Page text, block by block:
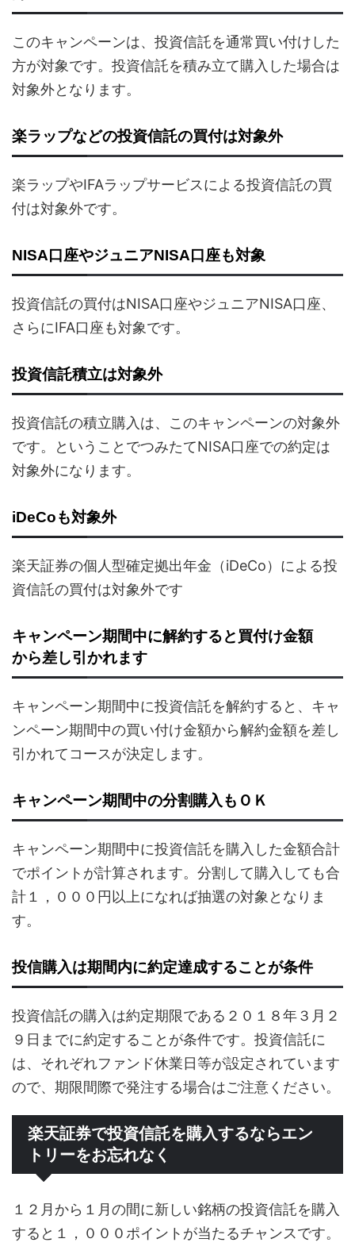
このキャンペーンは、投資信託を通常買い付けした
方が対象です。投資信託を積み立て購入した場合は
対象外となります。
楽ラップなどの投資信託の買付は対象外
楽ラップやIFAラップサービスによる投資信託の買
付は対象外です。
NISA口座やジュニアNISA口座も対象
投資信託の買付はNISA口座やジュニアNISA口座、
さらにIFA口座も対象です。
投資信託積立は対象外
投資信託の積立購入は、このキャンペーンの対象外
です。ということでつみたてNISA口座での約定は
対象外になります。
iDeCoも対象外
楽天証券の個人型確定拠出年金（iDeCo）による投
資信託の買付は対象外です
キャンペーン期間中に解約すると買付け金額
から差し引かれます
キャンペーン期間中に投資信託を解約すると、キャ
ンペーン期間中の買い付け金額から解約金額を差し
引かれてコースが決定します。
キャンペーン期間中の分割購入もＯＫ
キャンペーン期間中に投資信託を購入した金額合計
でポイントが計算されます。分割して購入しても合
計１，０００円以上になれば抽選の対象となりま
す。
投信購入は期間内に約定達成することが条件
投資信託の購入は約定期限である２０１８年３月２
９日までに約定することが条件です。投資信託に
は、それぞれファンド休業日等が設定されています
ので、期限間際で発注する場合はご注意ください。
楽天証券で投資信託を購入するならエン
トリーをお忘れなく
１２月から１月の間に新しい銘柄の投資信託を購入
すると１，０００ポイントが当たるチャンスです。